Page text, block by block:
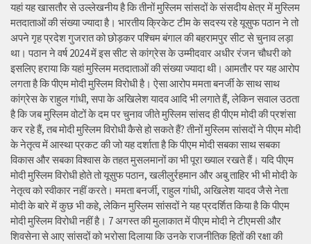
यहां यह खासतौर से उल्लेखनीय है कि तीनों मुस्लिम सांसदों के संसदीय क्षेत्र में मुस्लिम
मतदाताओं की संख्या ज्यादा है। भारतीय क्रिकेट टीम के सदस्य रहे यूसुफ पठान ने तो
अपने गृह प्रदेश गुजरात को छोड़कर पश्चिम बंगाल की बहरामपुर सीट से चुनाव लड़ा
था। पठान ने वर्ष 2024 में इस सीट से कांग्रेस के उम्मीदवार अधीर रंजन चौधरी को
इसलिए हराया कि यहां मुस्लिम मतदाताओं की संख्या ज्यादा थी। आमतौर पर यह आरोप
लगता है कि पीएम मोदी मुस्लिम विरोधी है। ऐसा आरोप ममता बनर्जी के साथ साथ
कांग्रेस के राहुल गांधी, सपा के अखिलेश यादव आदि भी लगाते हैं, लेकिन सवाल उठता
है कि जब मुस्लिम वोटों के दम पर चुनाव जीते मुस्लिम सांसद ही पीएम मोदी की प्रशंसा
कर रहे हैं, तब मोदी मुस्लिम विरोधी कैसे हो सकते हैं? तीनों मुस्लिम सांसदों ने पीएम मोदी
के नेतृत्व में आस्था प्रकट की जो यह दर्शाता है कि पीएम मोदी सबका साथ सबका
विकास और सबका विश्वास के तहत मुसलमानों का भी पूरा ख्याल रखते हैं। यदि पीएम
मोदी मुस्लिम विरोधी होते तो यूसुफ पठान, खलीलुर्रहमान और अबु ताहिर भी भी मोदी के
नेतृत्व को स्वीकार नहीं करते। ममता बनर्जी, राहुल गांधी, अखिलेश यादव जैसे नेता
मोदी के बारे में कुछ भी कहे, लेकिन मुस्लिम सांसदों ने यह प्रदर्शित किया है कि पीएम
मोदी मुस्लिम विरोधी नहीं है। 7 अगस्त की मुलाकात में पीएम मोदी ने टीएमसी और
शिवसेना से आए सांसदों को भरोसा दिलाया कि उनके राजनीतिक हितों की रक्षा की